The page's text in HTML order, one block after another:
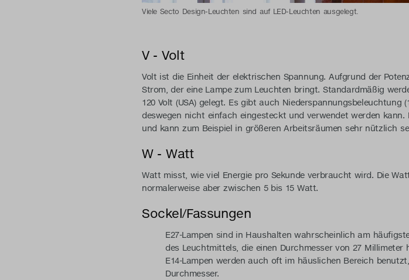
Viele Secto Design-Leuchten sind auf LED-Leuchten ausgelegt.
V - Volt
Volt ist die Einheit der elektrischen Spannung. Aufgrund der
Strom, der eine Lampe zum Leuchten bringt. Standardmäßig
120 Volt (USA) gelegt. Es gibt auch Niederspannungsbeleuchtung
deswegen nicht einfach eingesteckt und verwendet werden
und kann zum Beispiel in größeren Arbeitsräumen sehr nützlich
W - Watt
Watt misst, wie viel Energie pro Sekunde verbraucht wird. Die
normalerweise aber zwischen 5 bis 15 Watt.
Sockel/Fassungen
E27-Lampen sind in Haushalten wahrscheinlich am
des Leuchtmittels, die einen Durchmesser von 27 Millimeter
E14-Lampen werden auch oft im häuslichen Bereich
Durchmesser.